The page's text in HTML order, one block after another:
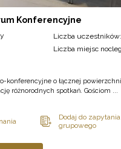
Konferencyjne
Liczba
Liczba miejsc
konferencyjne o łącznej
różnorodnych spotkań. Gościom ...